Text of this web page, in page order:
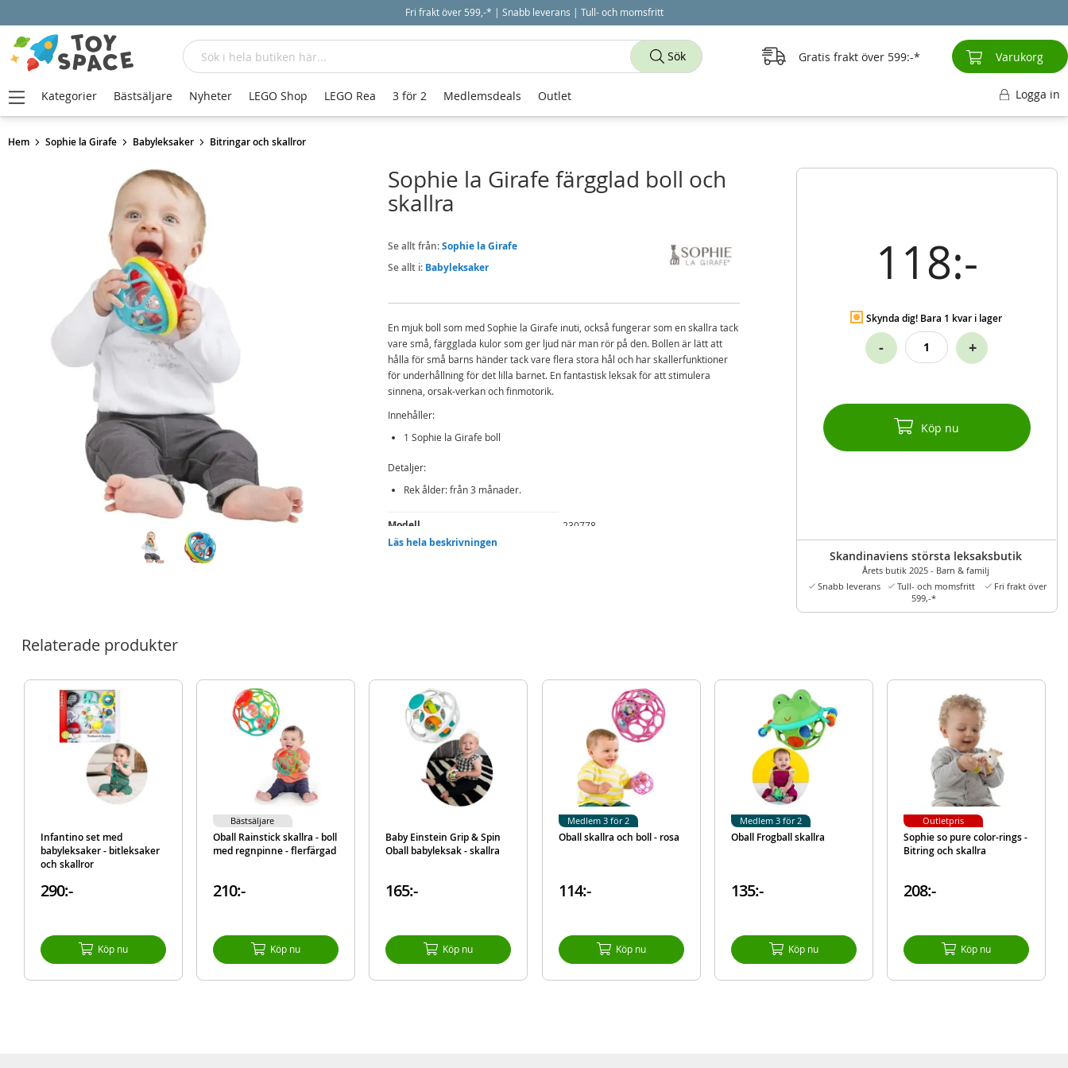
Fri frakt över 599,-* | Snabb leverans | Tull- och momsfritt
Hem Sophie la Girafe Babyleksaker Bitringar och skallror
118:-
Skynda dig! Bara 1 kvar i lager
- +
Köp nu
Skandinaviens största leksaksbutik
Årets butik 2025 - Barn & familj
Snabb leverans
Tull- och momsfritt
Fri frakt över
599,-*
Sophie la Girafe färgglad boll och
skallra
Se allt från:Sophie la Girafe
Se allt i: Babyleksaker
En mjuk boll som med Sophie la Girafe inuti, också fungerar som en skallra tack
vare små, färgglada kulor som ger ljud när man rör på den. Bollen är lätt att
hålla för små barns händer tack vare flera stora hål och har skallerfunktioner
för underhållning för det lilla barnet. En fantastisk leksak för att stimulera
sinnena, orsak-verkan och finmotorik.
Innehåller:
1 Sophie la Girafe boll
Detaljer:
Rek ålder: från 3 månader.
Mer
information
Modell 230778
Läs hela beskrivningen
Relaterade produkter
Infantino set med
babyleksaker - bitleksaker
och skallror
290:-
Köp nu
Oball Rainstick skallra - boll
med regnpinne - flerfärgad
210:-
Köp nu
Bästsäljare
Baby Einstein Grip & Spin
Oball babyleksak - skallra
165:-
Köp nu
Oball skallra och boll - rosa
114:-
Köp nu
Medlem 3 för 2
Oball Frogball skallra
135:-
Köp nu
Medlem 3 för 2
Sophie so pure color-rings -
Bitring och skallra
208:-
Köp nu
Outletpris
Sök
Sök Gratis frakt över 599:- Varukorg
Kategorier Bästsäljare Nyheter LEGO Shop LEGO Rea 3 för 2 Medlemsdeals Outlet Logga in